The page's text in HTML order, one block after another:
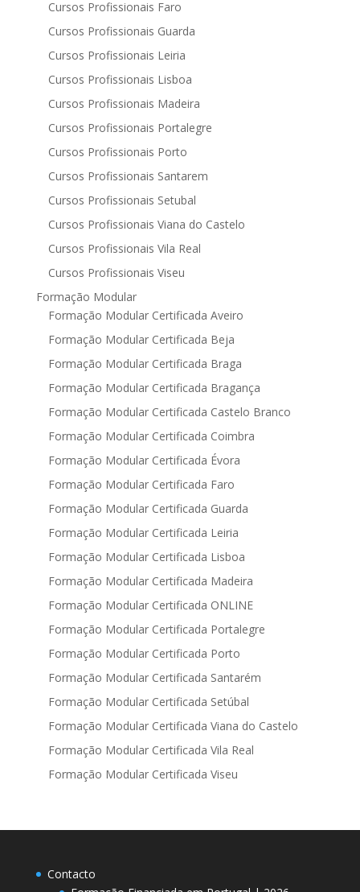
Cursos Profissionais Faro
Cursos Profissionais Guarda
Cursos Profissionais Leiria
Cursos Profissionais Lisboa
Cursos Profissionais Madeira
Cursos Profissionais Portalegre
Cursos Profissionais Porto
Cursos Profissionais Santarem
Cursos Profissionais Setubal
Cursos Profissionais Viana do Castelo
Cursos Profissionais Vila Real
Cursos Profissionais Viseu
Formação Modular
Formação Modular Certificada Aveiro
Formação Modular Certificada Beja
Formação Modular Certificada Braga
Formação Modular Certificada Bragança
Formação Modular Certificada Castelo Branco
Formação Modular Certificada Coimbra
Formação Modular Certificada Évora
Formação Modular Certificada Faro
Formação Modular Certificada Guarda
Formação Modular Certificada Leiria
Formação Modular Certificada Lisboa
Formação Modular Certificada Madeira
Formação Modular Certificada ONLINE
Formação Modular Certificada Portalegre
Formação Modular Certificada Porto
Formação Modular Certificada Santarém
Formação Modular Certificada Setúbal
Formação Modular Certificada Viana do Castelo
Formação Modular Certificada Vila Real
Formação Modular Certificada Viseu
Contacto